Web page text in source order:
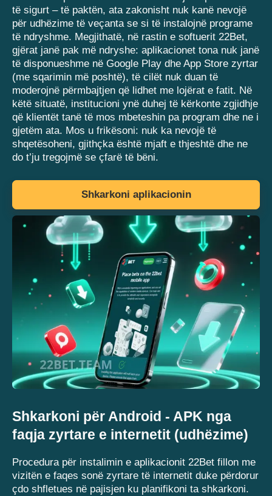
të sigurt – të paktën, ata zakonisht nuk kanë nevojë
për udhëzime të veçanta se si të instalojnë programe
të ndryshme. Megjithatë, në rastin e softuerit 22Bet,
gjërat janë pak më ndryshe: aplikacionet tona nuk janë
të disponueshme në Google Play dhe App Store zyrtar
(me sqarimin më poshtë), të cilët nuk duan të
moderojnë përmbajtjen që lidhet me lojërat e fatit. Në
këtë situatë, institucioni ynë duhej të kërkonte zgjidhje
që klientët tanë të mos mbeteshin pa program dhe ne i
gjetëm ata. Mos u frikësoni: nuk ka nevojë të
shqetësoheni, gjithçka është mjaft e thjeshtë dhe ne
do t’ju tregojmë se çfarë të bëni.
Shkarkoni aplikacionin
Shkarkoni për Android - APK nga
faqja zyrtare e internetit (udhëzime)
Procedura për instalimin e aplikacionit 22Bet fillon me
vizitën e faqes sonë zyrtare të internetit duke përdorur
çdo shfletues në pajisjen ku planifikoni ta shkarkoni.